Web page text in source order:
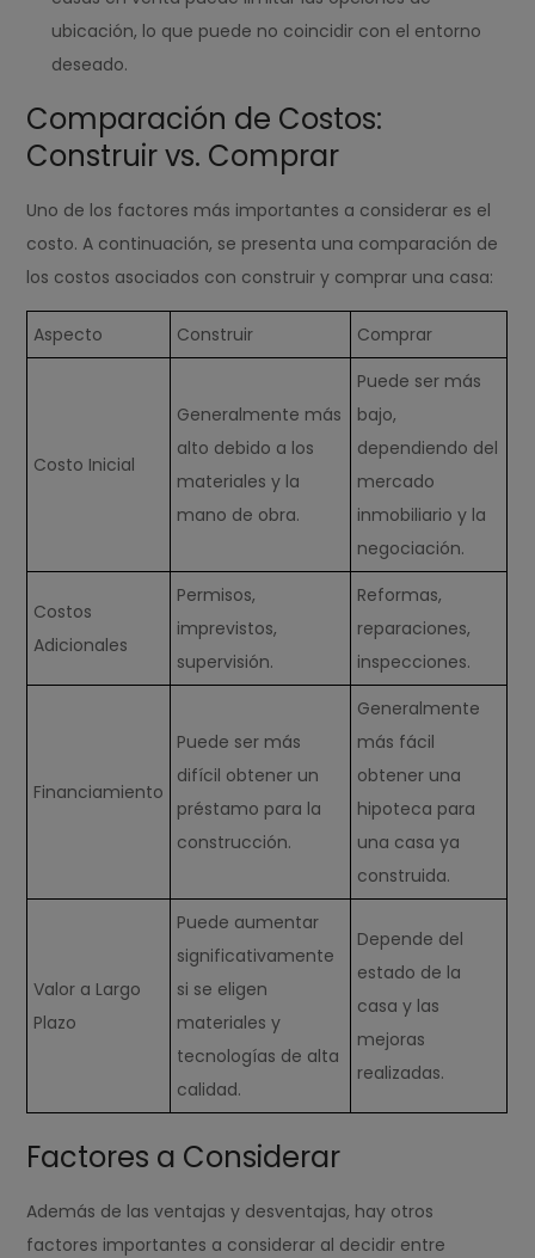
ubicación, lo que puede no coincidir con el entorno
deseado.
Comparación de Costos:
Construir vs. Comprar
Uno de los factores más importantes a considerar es el
costo. A continuación, se presenta una comparación de
los costos asociados con construir y comprar una casa:
Aspecto Construir Comprar
Costo Inicial
Generalmente más
alto debido a los
materiales y la
mano de obra.
Puede ser más
bajo,
dependiendo del
mercado
inmobiliario y la
negociación.
Costos
Adicionales
Permisos,
imprevistos,
supervisión.
Reformas,
reparaciones,
inspecciones.
Financiamiento
Puede ser más
difícil obtener un
préstamo para la
construcción.
Generalmente
más fácil
obtener una
hipoteca para
una casa ya
construida.
Valor a Largo
Plazo
Puede aumentar
significativamente
si se eligen
materiales y
tecnologías de alta
calidad.
Depende del
estado de la
casa y las
mejoras
realizadas.
Factores a Considerar
Además de las ventajas y desventajas, hay otros
factores importantes a considerar al decidir entre